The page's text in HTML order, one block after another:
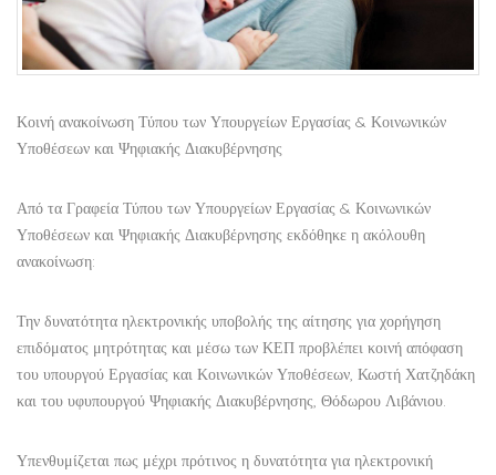
Κοινή ανακοίνωση Τύπου των Υπουργείων Εργασίας & Κοινωνικών
Υποθέσεων και Ψηφιακής Διακυβέρνησης
Από τα Γραφεία Τύπου των Υπουργείων Εργασίας & Κοινωνικών
Υποθέσεων και Ψηφιακής Διακυβέρνησης εκδόθηκε η ακόλουθη
ανακοίνωση:
Την δυνατότητα ηλεκτρονικής υποβολής της αίτησης για χορήγηση
επιδόματος μητρότητας και μέσω των ΚΕΠ προβλέπει κοινή απόφαση
του υπουργού Εργασίας και Κοινωνικών Υποθέσεων, Κωστή Χατζηδάκη
και του υφυπουργού Ψηφιακής Διακυβέρνησης, Θόδωρου Λιβάνιου.
Υπενθυμίζεται πως μέχρι πρότινος η δυνατότητα για ηλεκτρονική